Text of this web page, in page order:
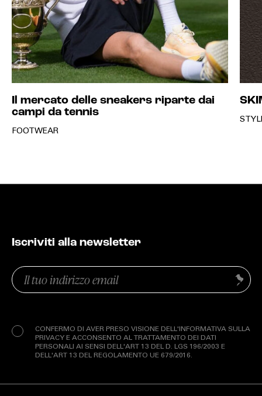
Il mercato delle sneakers riparte dai
campi da tennis
FOOTWEAR
Iscriviti alla newsletter
Email
(Obbligatorio)
CONFERMO DI AVER PRESO VISIONE DELL'INFORMATIVA SULLA
PRIVACY E ACCONSENTO AL TRATTAMENTO DEI DATI
PERSONALI AI SENSI DELL'ART 13 DEL D. LGS 196/2003 E
DELL'ART 13 DEL REGOLAMENTO UE 679/2016.
Invia